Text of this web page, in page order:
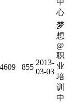
中
心
4609 855
2013-
03-03
梦
想
@
职
业
培
训
中